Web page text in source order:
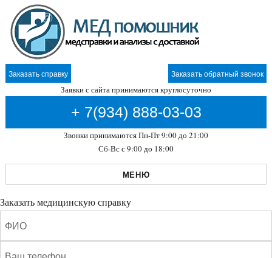
Заказать справку Заказать обратный звонок
Заявки с сайта принимаются круглосуточно
+ 7(934) 888-03-03
Звонки принимаются Пн-Пт 9:00 до 21:00
Сб-Вс с 9:00 до 18:00
МЕНЮ
Заказать медицинскую справку